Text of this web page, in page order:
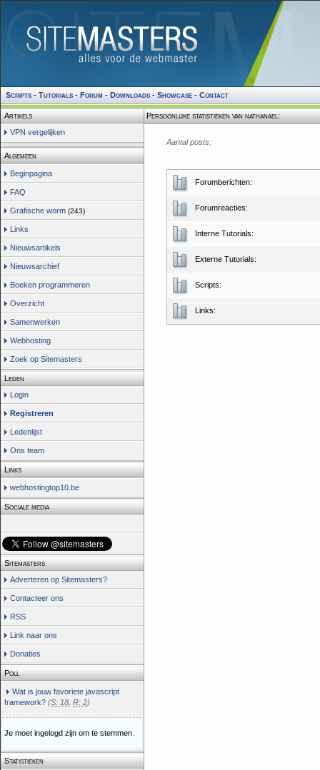
Scripts - Tutorials - Forum - Downloads - Showcase - Contact
Artikels
VPN vergelijken
Algemeen
Beginpagina
FAQ
Grafische worm (243)
Links
Nieuwsartikels
Nieuwsarchief
Boeken programmeren
Overzicht
Samenwerken
Webhosting
Zoek op Sitemasters
Leden
Login
Registreren
Ledenlijst
Ons team
Links
webhostingtop10.be
Sociale media
Sitemasters
Adverteren op Sitemasters?
Contacteer ons
RSS
Link naar ons
Donaties
Poll
Wat is jouw favoriete javascript
framework? (S: 18 R: 2)
Je moet ingelogd zijn om te stemmen.
Statistieken
Persoonlijke statistieken van nathanael:
Aantal posts:
Forumberichten:
Forumreacties:
Interne Tutorials:
Externe Tutorials:
Scripts:
Links: